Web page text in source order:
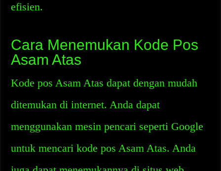
efisien.
Cara Menemukan Kode Pos
Asam Atas
Kode pos Asam Atas dapat dengan mudah
ditemukan di internet. Anda dapat
menggunakan mesin pencari seperti Google
untuk mencari kode pos Asam Atas. Anda